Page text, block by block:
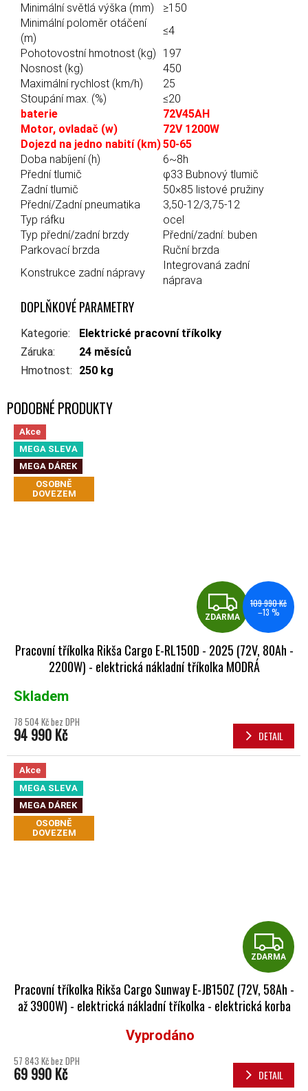
Minimální světlá výška (mm)
≥150
Minimální poloměr otáčení
(m)
≤4
Pohotovostní hmotnost (kg)
197
Nosnost (kg)
450
Maximální rychlost (km/h)
25
Stoupání max. (%)
≤20
baterie
72V45AH
Motor, ovladač (w)
72V 1200W
Dojezd na jedno nabití (km)50-65
Doba nabíjení (h)
6~8h
Přední tlumič
Zadní tlumič
φ33 Bubnový tlumič
50×85 listové pružiny
Přední/Zadní pneumatika
Typ ráfku
3,50-12/3,75-12
ocel
Typ přední/zadní brzdy
Parkovací brzda
Přední/zadní: buben
Ruční brzda
Konstrukce zadní nápravy
Integrovaná zadní
náprava
DOPLŇKOVÉ PARAMETRY
Kategorie:
Elektrické pracovní tříkolky
Záruka:
24 měsíců
Hmotnost: 250 kg
Akce
MEGA SLEVA
MEGA DÁREK
OSOBNĚ
DOVEZEM
ZDARMA
109 990 Kč
–13 %
Pracovní tříkolka Rikša Cargo E-RL150D - 2025 (72V, 80Ah -
2200W) - elektrická nákladní tříkolka MODRÁ
Skladem
78 504 Kč bez DPH
94 990 Kč DETAIL
Akce
MEGA SLEVA
MEGA DÁREK
OSOBNĚ
DOVEZEM
ZDARMA
Pracovní tříkolka Rikša Cargo Sunway E-JB150Z (72V, 58Ah -
až 3900W) - elektrická nákladní tříkolka - elektrická korba
Průměrné hodnocení produktu je 5,0 z 5 hvězdiček.
Vyprodáno
57 843 Kč bez DPH
69 990 Kč DETAIL